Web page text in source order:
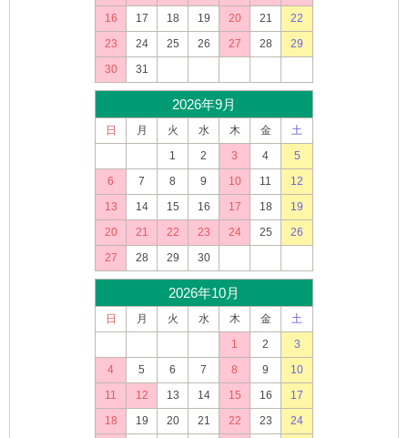
16
17 18 19 20 21
22
23
24 25 26 27 28
29
30
31
2026年9月
日 月 火 水 木 金
土
1
2 3 4
5
6
7 8 9 10 11
12
13
14 15 16 17 18
19
20
21 22 23 24 25
26
27
28 29 30
2026年10月
日 月 火 水 木 金
土
1
2
3
4
5 6 7 8 9
10
11
12 13 14 15 16
17
18
19 20 21 22 23
24